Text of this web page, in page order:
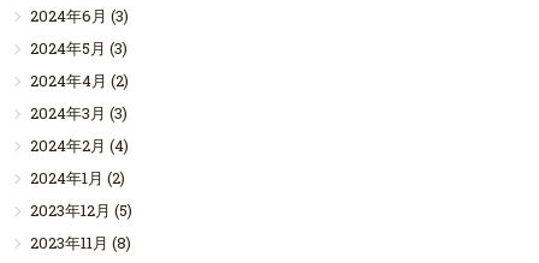
2024年6月 (3)
2024年5月 (3)
2024年4月 (2)
2024年3月 (3)
2024年2月 (4)
2024年1月 (2)
2023年12月 (5)
2023年11月 (8)